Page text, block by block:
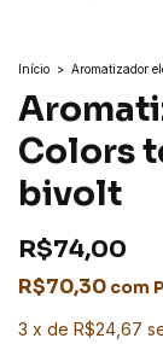
Início > Aromatizador
Colors
bivolt
R$74,00
R$70,30 com
3 x de R$24,67